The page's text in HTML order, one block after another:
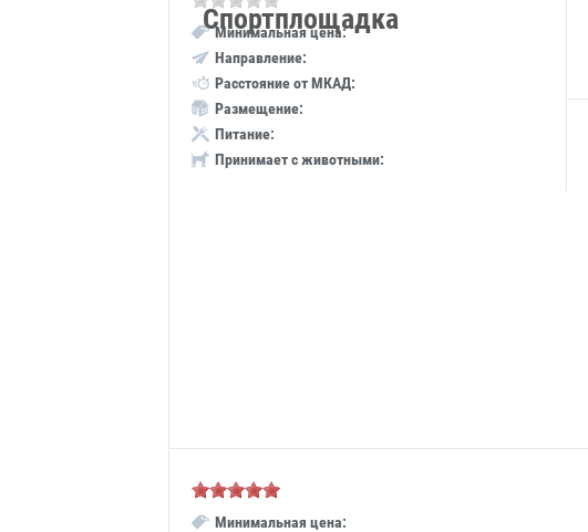
Спортплощадка
Минимальная цена:
Направление:
Расстояние от МКАД:
Размещение:
Питание:
Принимает с животными:
Минимальная цена: